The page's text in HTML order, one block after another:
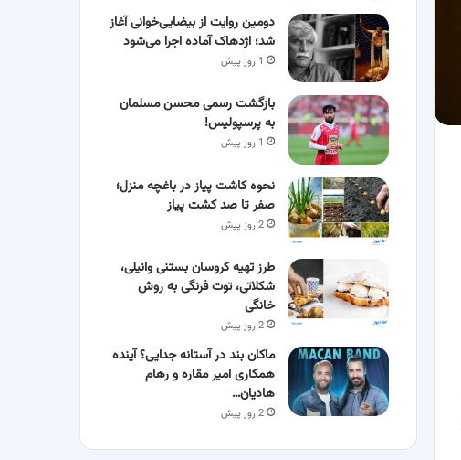
دومین روایت از بیضایی‌خوانی آغاز
شد؛ اژدهاک آماده اجرا می‌شود
1 روز پیش
بازگشت رسمی محسن مسلمان
به پرسپولیس!
1 روز پیش
نحوه کاشت پیاز در باغچه منزل؛
صفر تا صد کشت پیاز
2 روز پیش
طرز تهیه کروسان بستنی وانیلی،
شکلاتی، توت فرنگی به روش
خانگی
2 روز پیش
ماکان بند در آستانه جدایی؟ آینده
همکاری امیر مقاره و رهام
هادیان…
2 روز پیش